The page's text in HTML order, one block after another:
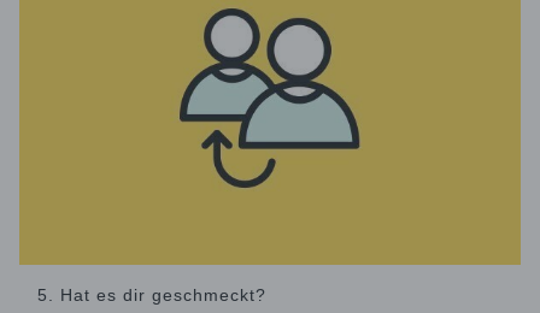
5. Hat es dir geschmeckt?